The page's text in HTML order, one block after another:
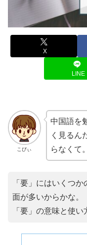
X
LINE
こびぃ
中国語を
く見るん
らなくて
「要」にはいくつ
面が多いからかな。
「要」の意味と使い